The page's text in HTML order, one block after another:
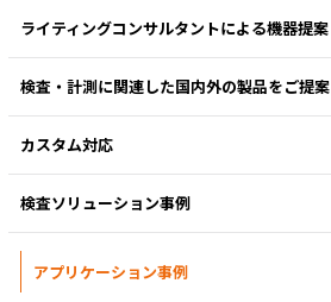
ライティングコンサルタントによる機器提案
検査・計測に関連した国内外の製品をご提案
カスタム対応
検査ソリューション事例
アプリケーション事例